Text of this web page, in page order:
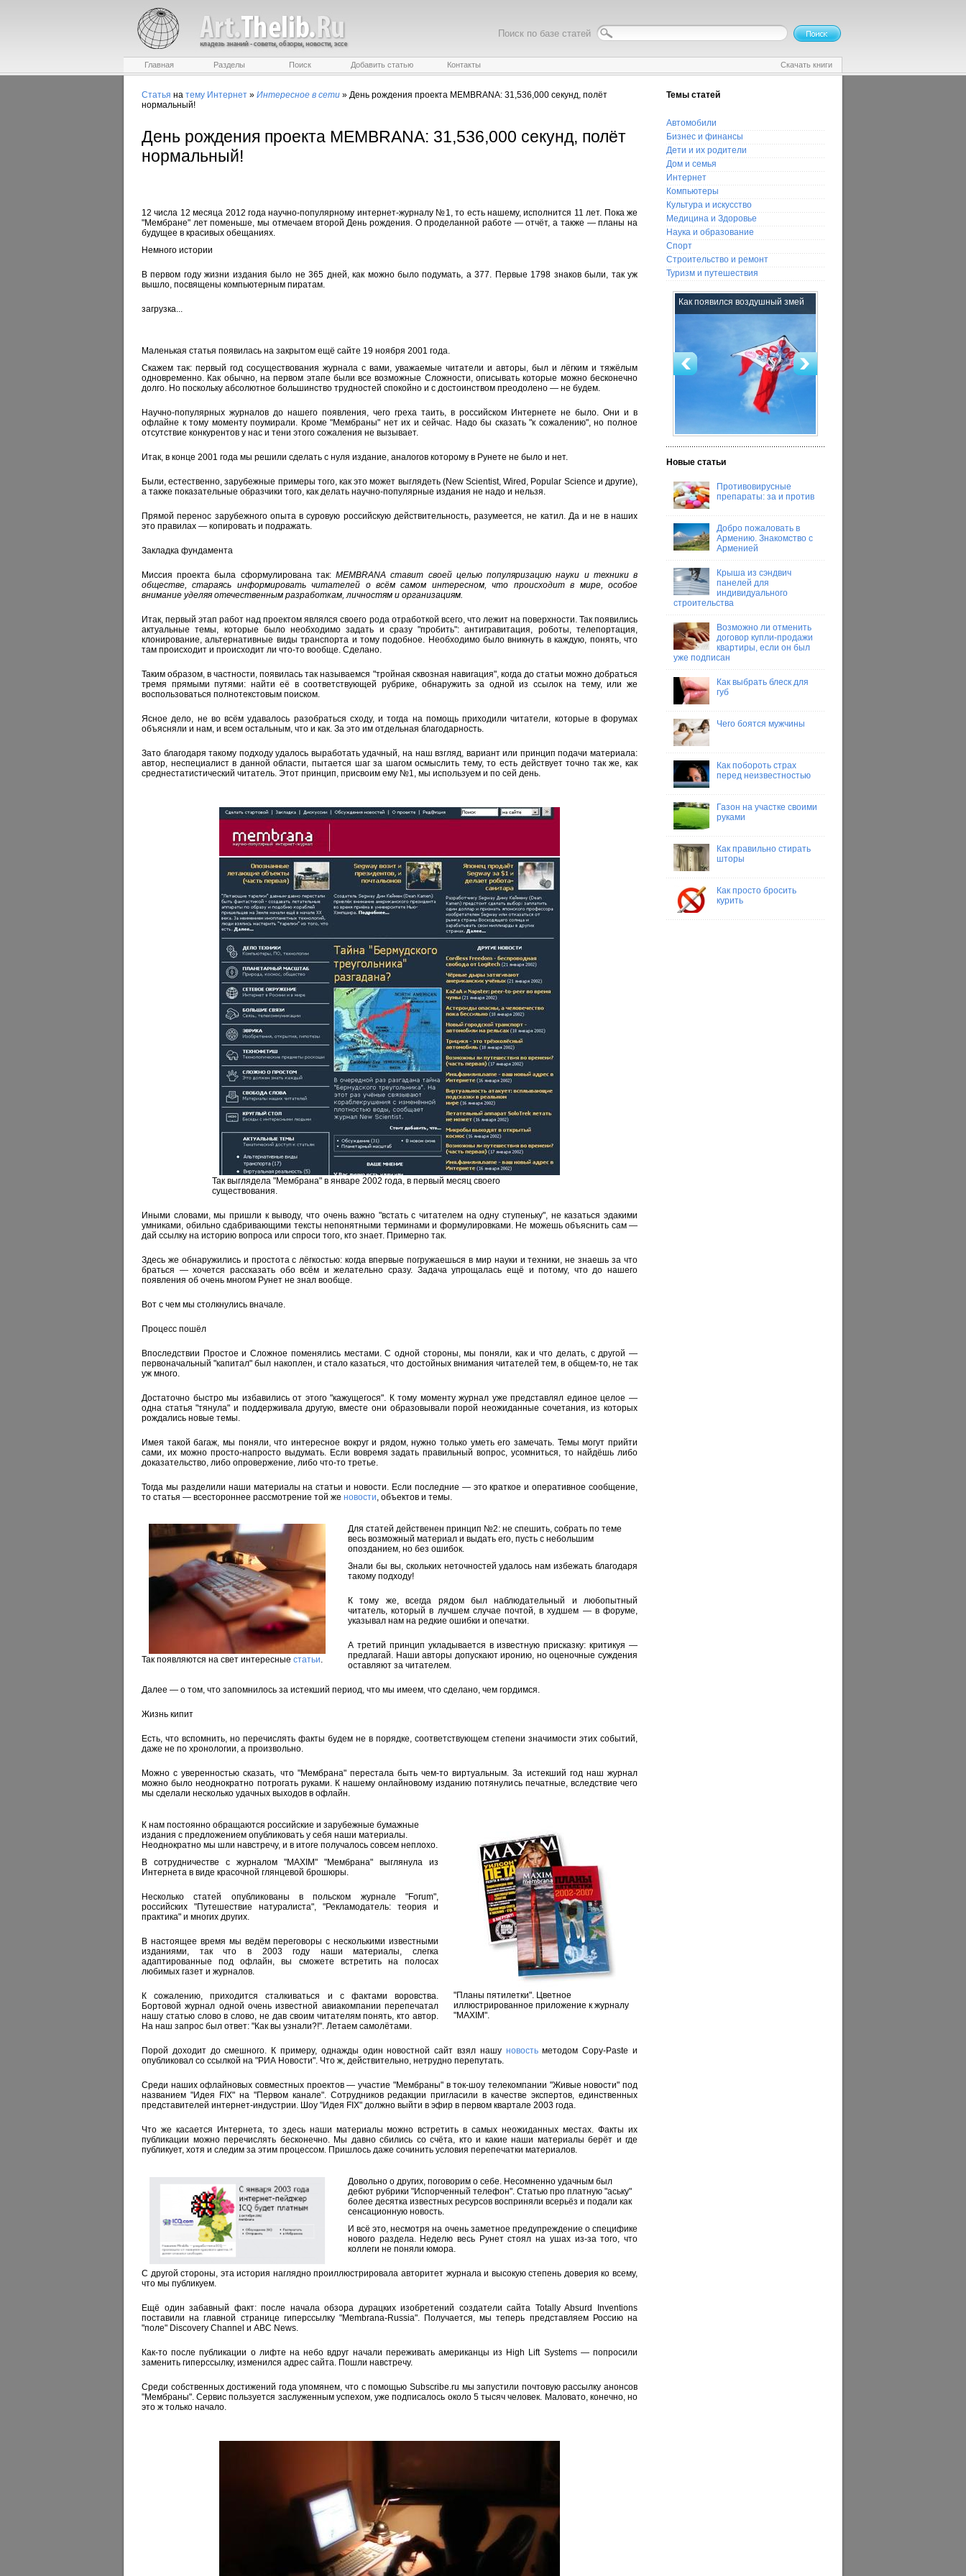
Поиск по базе статей
Главная Разделы Поиск Добавить статью Контакты Скачать книги
Статья на тему Интернет » Интересное в сети » День рождения проекта MEMBRANA: 31,536,000 секунд, полёт
нормальный!
День рождения проекта MEMBRANA: 31,536,000 секунд, полёт
нормальный!
12 числа 12 месяца 2012 года научно-популярному интернет-журналу №1, то есть нашему, исполнится 11 лет. Пока же
"Мембране" лет поменьше, мы отмечаем второй День рождения. О проделанной работе — отчёт, а также — планы на
будущее в красивых обещаниях.
Немного истории
В первом году жизни издания было не 365 дней, как можно было подумать, а 377. Первые 1798 знаков были, так уж
вышло, посвящены компьютерным пиратам.
загрузка...
Маленькая статья появилась на закрытом ещё сайте 19 ноября 2001 года.
Скажем так: первый год сосуществования журнала с вами, уважаемые читатели и авторы, был и лёгким и тяжёлым
одновременно. Как обычно, на первом этапе были все возможные Сложности, описывать которые можно бесконечно
долго. Но поскольку абсолютное большинство трудностей спокойно и с достоинством преодолено — не будем.
Научно-популярных журналов до нашего появления, чего греха таить, в российском Интернете не было. Они и в
офлайне к тому моменту поумирали. Кроме "Мембраны" нет их и сейчас. Надо бы сказать "к сожалению", но полное
отсутствие конкурентов у нас и тени этого сожаления не вызывает.
Итак, в конце 2001 года мы решили сделать с нуля издание, аналогов которому в Рунете не было и нет.
Были, естественно, зарубежные примеры того, как это может выглядеть (New Scientist, Wired, Popular Science и другие),
а также показательные образчики того, как делать научно-популярные издания не надо и нельзя.
Прямой перенос зарубежного опыта в суровую российскую действительность, разумеется, не катил. Да и не в наших
это правилах — копировать и подражать.
Закладка фундамента
Миссия проекта была сформулирована так:MEMBRANA ставит своей целью популяризацию науки и техники в
обществе, стараясь информировать читателей о всём самом интересном, что происходит в мире, особое
внимание уделяя отечественным разработкам, личностям и организациям.
Итак, первый этап работ над проектом являлся своего рода отработкой всего, что лежит на поверхности. Так появились
актуальные темы, которые было необходимо задать и сразу "пробить": антигравитация, роботы, телепортация,
клонирование, альтернативные виды транспорта и тому подобное. Необходимо было вникнуть в каждую, понять, что
там происходит и происходит ли что-то вообще. Сделано.
Таким образом, в частности, появилась так называемся "тройная сквозная навигация", когда до статьи можно добраться
тремя прямыми путями: найти её в соответствующей рубрике, обнаружить за одной из ссылок на тему, или же
воспользоваться полнотекстовым поиском.
Ясное дело, не во всём удавалось разобраться сходу, и тогда на помощь приходили читатели, которые в форумах
объясняли и нам, и всем остальным, что и как. За это им отдельная благодарность.
Зато благодаря такому подходу удалось выработать удачный, на наш взгляд, вариант или принцип подачи материала:
автор, неспециалист в данной области, пытается шаг за шагом осмыслить тему, то есть действует точно так же, как
среднестатистический читатель. Этот принцип, присвоим ему №1, мы используем и по сей день.
Так выглядела "Мембрана" в январе 2002 года, в первый месяц своего
существования.
Иными словами, мы пришли к выводу, что очень важно "встать с читателем на одну ступеньку", не казаться эдакими
умниками, обильно сдабривающими тексты непонятными терминами и формулировками. Не можешь объяснить сам —
дай ссылку на историю вопроса или спроси того, кто знает. Примерно так.
Здесь же обнаружились и простота с лёгкостью: когда впервые погружаешься в мир науки и техники, не знаешь за что
браться — хочется рассказать обо всём и желательно сразу. Задача упрощалась ещё и потому, что до нашего
появления об очень многом Рунет не знал вообще.
Вот с чем мы столкнулись вначале.
Процесс пошёл
Впоследствии Простое и Сложное поменялись местами. С одной стороны, мы поняли, как и что делать, с другой —
первоначальный "капитал" был накоплен, и стало казаться, что достойных внимания читателей тем, в общем-то, не так
уж много.
Достаточно быстро мы избавились от этого "кажущегося". К тому моменту журнал уже представлял единое целое —
одна статья "тянула" и поддерживала другую, вместе они образовывали порой неожиданные сочетания, из которых
рождались новые темы.
Имея такой багаж, мы поняли, что интересное вокруг и рядом, нужно только уметь его замечать. Темы могут прийти
сами, их можно просто-напросто выдумать. Если вовремя задать правильный вопрос, усомниться, то найдёшь либо
доказательство, либо опровержение, либо что-то третье.
Тогда мы разделили наши материалы на статьи и новости. Если последние — это краткое и оперативное сообщение,
то статья — всестороннее рассмотрение той же новости, объектов и темы.
Так появляются на свет интересные статьи.
Для статей действенен принцип №2: не спешить, собрать по теме
весь возможный материал и выдать его, пусть с небольшим
опозданием, но без ошибок.
Знали бы вы, скольких неточностей удалось нам избежать благодаря
такому подходу!
К тому же, всегда рядом был наблюдательный и любопытный
читатель, который в лучшем случае почтой, в худшем — в форуме,
указывал нам на редкие ошибки и опечатки.
А третий принцип укладывается в известную присказку:критикуя —
предлагай. Наши авторы допускают иронию, но оценочные суждения
оставляют за читателем.
Далее — о том, что запомнилось за истекший период, что мы имеем, что сделано, чем гордимся.
Жизнь кипит
Есть, что вспомнить, но перечислять факты будем не в порядке, соответствующем степени значимости этих событий,
даже не по хронологии, а произвольно.
Можно с уверенностью сказать, что "Мембрана" перестала быть чем-то виртуальным. За истекший год наш журнал
можно было неоднократно потрогать руками. К нашему онлайновому изданию потянулись печатные, вследствие чего
мы сделали несколько удачных выходов в офлайн.
"Планы пятилетки". Цветное
иллюстрированное приложение к журналу
"MAXIM".
К нам постоянно обращаются российские и зарубежные бумажные
издания с предложением опубликовать у себя наши материалы.
Неоднократно мы шли навстречу, и в итоге получалось совсем неплохо.
В сотрудничестве с журналом "MAXIM" "Мембрана" выглянула из
Интернета в виде красочной глянцевой брошюры.
Несколько статей опубликованы в польском журнале "Forum",
российских "Путешествие натуралиста", "Рекламодатель: теория и
практика" и многих других.
В настоящее время мы ведём переговоры с несколькими известными
изданиями, так что в 2003 году наши материалы, слегка
адаптированные под офлайн, вы сможете встретить на полосах
любимых газет и журналов.
К сожалению, приходится сталкиваться и с фактами воровства.
Бортовой журнал одной очень известной авиакомпании перепечатал
нашу статью слово в слово, не дав своим читателям понять, кто автор.
На наш запрос был ответ: "Как вы узнали?!". Летаем самолётами.
Порой доходит до смешного. К примеру, однажды один новостной сайт взял нашу новостьметодом Copy-Paste и
опубликовал со ссылкой на "РИА Новости". Что ж, действительно, нетрудно перепутать.
Среди наших офлайновых совместных проектов — участие "Мембраны" в ток-шоу телекомпании "Живые новости" под
названием "Идея FIX" на "Первом канале". Сотрудников редакции пригласили в качестве экспертов, единственных
представителей интернет-индустрии. Шоу "Идея FIX" должно выйти в эфир в первом квартале 2003 года.
Что же касается Интернета, то здесь наши материалы можно встретить в самых неожиданных местах. Факты их
публикации можно перечислять бесконечно. Мы давно сбились со счёта, кто и какие наши материалы берёт и где
публикует, хотя и следим за этим процессом. Пришлось даже сочинить условия перепечатки материалов.
Довольно о других, поговорим о себе. Несомненно удачным был
дебют рубрики "Испорченный телефон". Статью про платную "аську"
более десятка известных ресурсов восприняли всерьёз и подали как
сенсационную новость.
И всё это, несмотря на очень заметное предупреждение о специфике
нового раздела. Неделю весь Рунет стоял на ушах из-за того, что
коллеги не поняли юмора.
С другой стороны, эта история наглядно проиллюстрировала авторитет журнала и высокую степень доверия ко всему,
что мы публикуем.
Ещё один забавный факт: после начала обзора дурацких изобретений создатели сайта Totally Absurd Inventions
поставили на главной странице гиперссылку "Membrana-Russia". Получается, мы теперь представляем Россию на
"поле" Discovery Channel и ABC News.
Как-то после публикации о лифте на небо вдруг начали переживать американцы из High Lift Systems — попросили
заменить гиперссылку, изменился адрес сайта. Пошли навстречу.
Среди собственных достижений года упомянем, что с помощью Subscribe.ru мы запустили почтовую рассылку анонсов
"Мембраны". Сервис пользуется заслуженным успехом, уже подписалось около 5 тысяч человек. Маловато, конечно, но
это ж только начало.
Темы статей
Автомобили
Бизнес и финансы
Дети и их родители
Дом и семья
Интернет
Компьютеры
Культура и искусство
Медицина и Здоровье
Наука и образование
Спорт
Строительство и ремонт
Туризм и путешествия
Как появился воздушный змей
Новые статьи
Противовирусные
препараты: за и против
Добро пожаловать в
Армению. Знакомство с
Арменией
Крыша из сэндвич
панелей для
индивидуального
строительства
Возможно ли отменить
договор купли-продажи
квартиры, если он был
уже подписан
Как выбрать блеск для
губ
Чего боятся мужчины
Как побороть страх
перед неизвестностью
Газон на участке своими
руками
Как правильно стирать
шторы
Как просто бросить
курить